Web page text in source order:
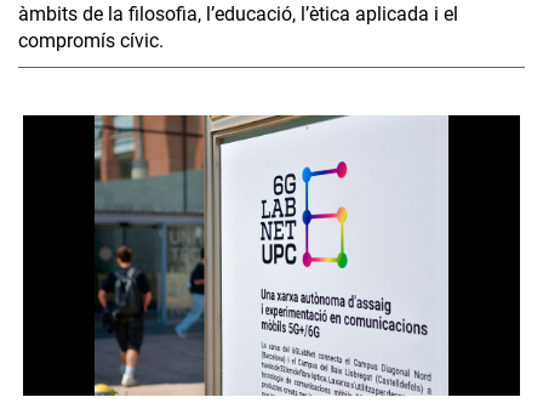
àmbits de la filosofia, l’educació, l’ètica aplicada i el
compromís cívic.